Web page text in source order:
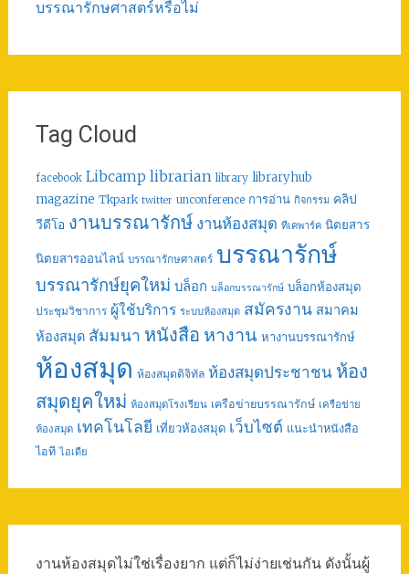
บรรณารักษศาสตร์หรือไม่
Tag Cloud
facebook Libcamp librarian library libraryhub
magazine Tkpark twitter unconference การอ่าน กิจกรรม คลิป
วีดีโอ งานบรรณารักษ์ งานห้องสมุด ทีเคพาร์ค นิตยสาร
นิตยสารออนไลน์ บรรณารักษศาสตร์ บรรณารักษ์
บรรณารักษ์ยุคใหม่ บล็อก บล็อกบรรณารักษ์ บล็อกห้องสมุด
ประชุมวิชาการ ผู้ใช้บริการ ระบบห้องสมุด สมัครงาน สมาคม
ห้องสมุด สัมมนา หนังสือ หางาน หางานบรรณารักษ์
ห้องสมุด ห้องสมุดดิจิทัล ห้องสมุดประชาชน ห้อง
สมุดยุคใหม่ ห้องสมุดโรงเรียน เครือข่ายบรรณารักษ์ เครือข่าย
ห้องสมุด เทคโนโลยี เที่ยวห้องสมุด เว็บไซต์ แนะนำหนังสือ
ไอที ไอเดีย
งานห้องสมุดไม่ใช่เรื่องยาก แต่ก็ไม่ง่ายเช่นกัน ดังนั้นผู้